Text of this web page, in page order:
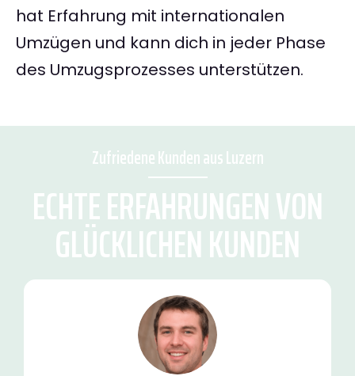
hat Erfahrung mit internationalen
Umzügen und kann dich in jeder Phase
des Umzugsprozesses unterstützen.
Zufriedene Kunden aus Luzern
ECHTE ERFAHRUNGEN VON
GLÜCKLICHEN KUNDEN